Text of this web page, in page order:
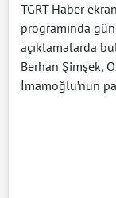
TGRT Haber
programında
açıklamalarda
Berhan Şimşek,
İmamoğlu’nun